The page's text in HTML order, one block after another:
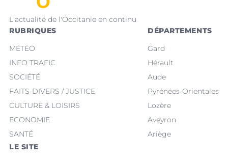
L'actualité de l'Occitanie en continu
RUBRIQUES
MÉTÉO
INFO TRAFIC
SOCIÉTÉ
FAITS-DIVERS / JUSTICE
CULTURE & LOISIRS
ECONOMIE
SANTÉ
DÉPARTEMENTS
Gard
Hérault
Aude
Pyrénées-Orientales
Lozère
Aveyron
Ariège
LE SITE